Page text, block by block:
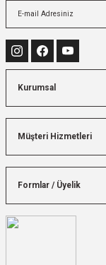
Kurumsal
Müşteri Hizmetleri
Formlar / Üyelik